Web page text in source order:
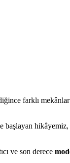
farklı
başlayan
ve son derece